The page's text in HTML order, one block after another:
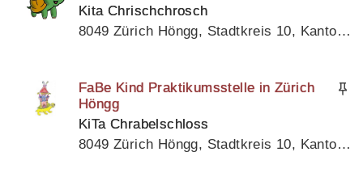
Kita Chrischchrosch
8049 Zürich Höngg, Stadtkreis 10, Kanton Zürich
FaBe Kind Praktikumsstelle in Zürich
Höngg
KiTa Chrabelschloss
8049 Zürich Höngg, Stadtkreis 10, Kanton Zürich